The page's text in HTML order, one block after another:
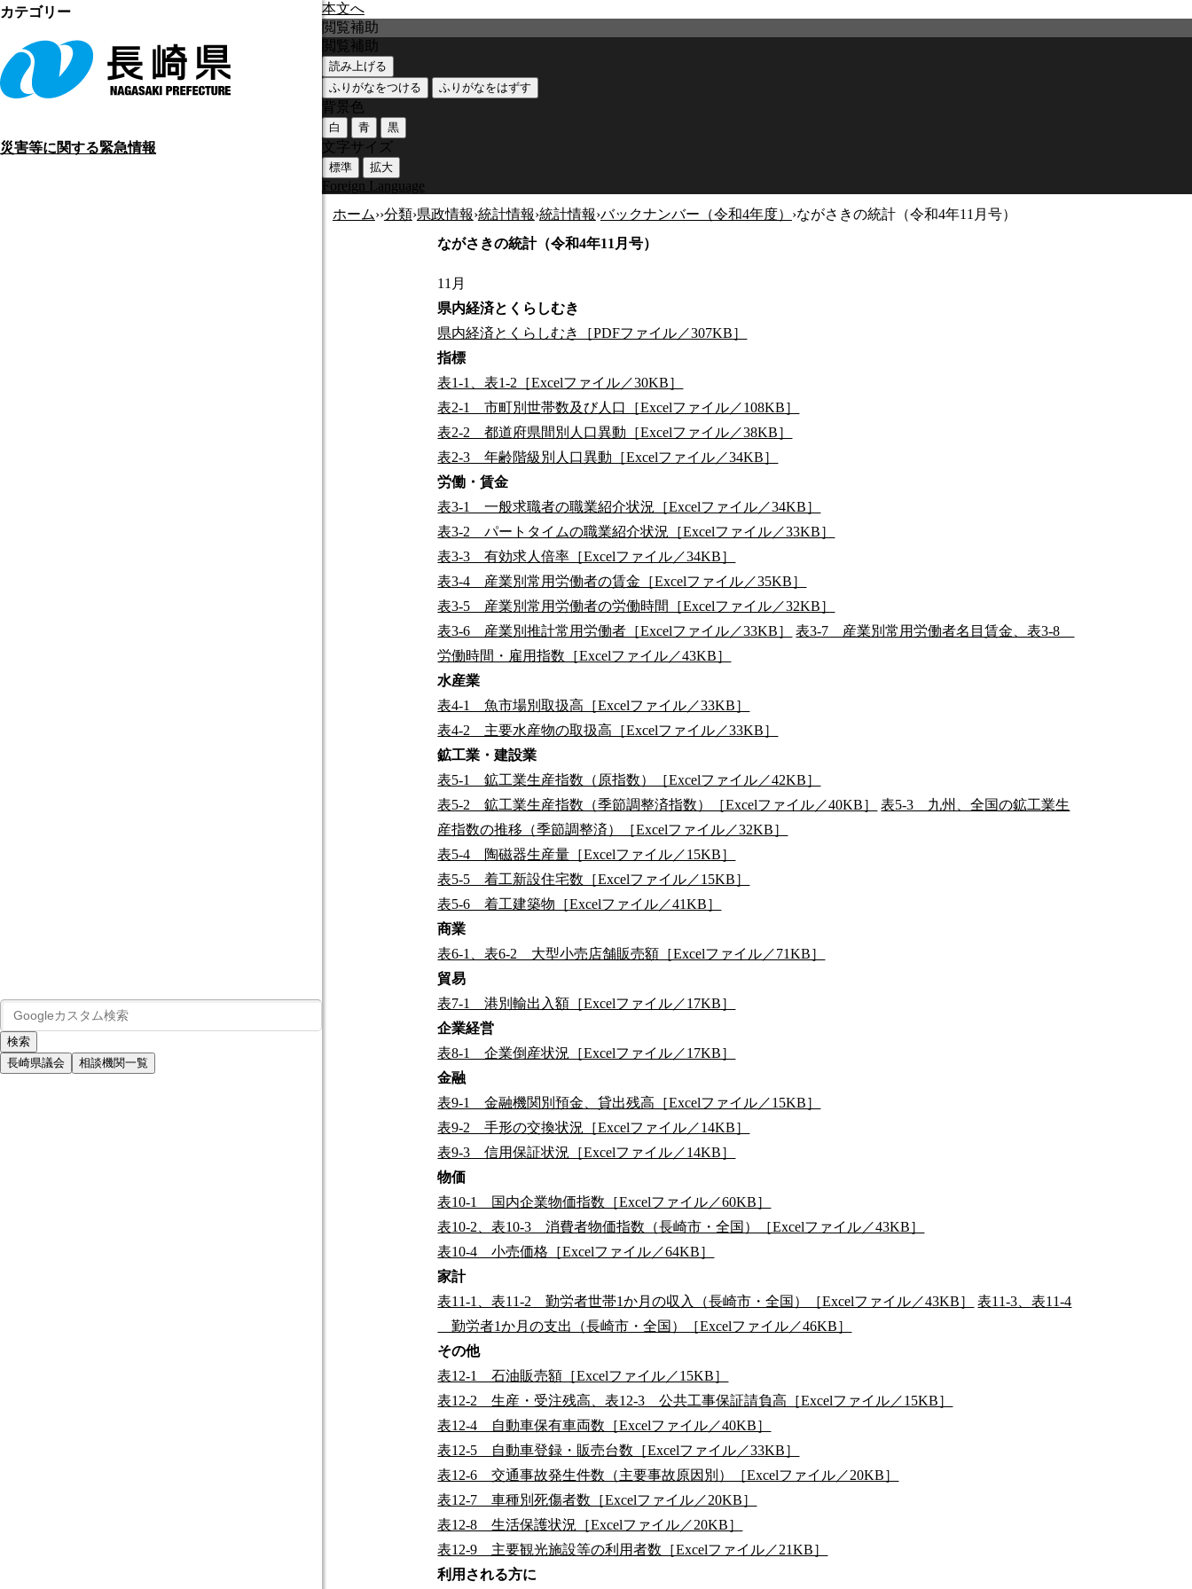
本文へ
災害等に関する緊急情報
長崎県議会 相談機関一覧
閲覧補助
閲覧補助
読み上げる
ふりがなをつける
ふりがなをはずす
背景色
白 青 黒
文字サイズ
標準 拡大
Foreign Language
ホーム››分類›県政情報›統計情報›統計情報›バックナンバー（令和4年度） ›ながさきの統計（令和4年11月号）
ながさきの統計（令和4年11月号）
11月
県内経済とくらしむき
県内経済とくらしむき［PDFファイル／307KB］
指標
表1-1、表1-2［Excelファイル／30KB］
表2-1 市町別世帯数及び人口［Excelファイル／108KB］
表2-2 都道府県間別人口異動［Excelファイル／38KB］
表2-3 年齢階級別人口異動［Excelファイル／34KB］
労働・賃金
表3-1 一般求職者の職業紹介状況［Excelファイル／34KB］
表3-2 パートタイムの職業紹介状況［Excelファイル／33KB］
表3-3 有効求人倍率［Excelファイル／34KB］
表3-4 産業別常用労働者の賃金［Excelファイル／35KB］
表3-5 産業別常用労働者の労働時間［Excelファイル／32KB］
表3-6 産業別推計常用労働者［Excelファイル／33KB］
表3-7 産業別常用労働者名目賃金、表3-8
労働時間・雇用指数［Excelファイル／43KB］
水産業
表4-1 魚市場別取扱高［Excelファイル／33KB］
表4-2 主要水産物の取扱高［Excelファイル／33KB］
鉱工業・建設業
表5-1 鉱工業生産指数（原指数）［Excelファイル／42KB］
表5-2 鉱工業生産指数（季節調整済指数）［Excelファイル／40KB］
表5-3 九州、全国の鉱工業生
産指数の推移（季節調整済）［Excelファイル／32KB］
表5-4 陶磁器生産量［Excelファイル／15KB］
表5-5 着工新設住宅数［Excelファイル／15KB］
表5-6 着工建築物［Excelファイル／41KB］
商業
表6-1、表6-2 大型小売店舗販売額［Excelファイル／71KB］
貿易
表7-1 港別輸出入額［Excelファイル／17KB］
企業経営
表8-1 企業倒産状況［Excelファイル／17KB］
金融
表9-1 金融機関別預金、貸出残高［Excelファイル／15KB］
表9-2 手形の交換状況［Excelファイル／14KB］
表9-3 信用保証状況［Excelファイル／14KB］
物価
表10-1 国内企業物価指数［Excelファイル／60KB］
表10-2、表10-3 消費者物価指数（長崎市・全国）［Excelファイル／43KB］
表10-4 小売価格［Excelファイル／64KB］
家計
表11-1、表11-2 勤労者世帯1か月の収入（長崎市・全国）［Excelファイル／43KB］
表11-3、表11-4
勤労者1か月の支出（長崎市・全国）［Excelファイル／46KB］
その他
表12-1 石油販売額［Excelファイル／15KB］
表12-2 生産・受注残高、表12-3 公共工事保証請負高［Excelファイル／15KB］
表12-4 自動車保有車両数［Excelファイル／40KB］
表12-5 自動車登録・販売台数［Excelファイル／33KB］
表12-6 交通事故発生件数（主要事故原因別）［Excelファイル／20KB］
表12-7 車種別死傷者数［Excelファイル／20KB］
表12-8 生活保護状況［Excelファイル／20KB］
表12-9 主要観光施設等の利用者数［Excelファイル／21KB］
利用される方に
カテゴリー